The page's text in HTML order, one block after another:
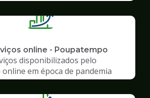
online - Poupatempo
disponibilizados pelo
em época de pandemia